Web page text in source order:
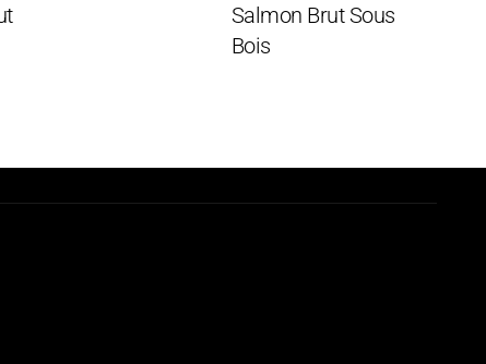
Salmon Brut Sous
Bois